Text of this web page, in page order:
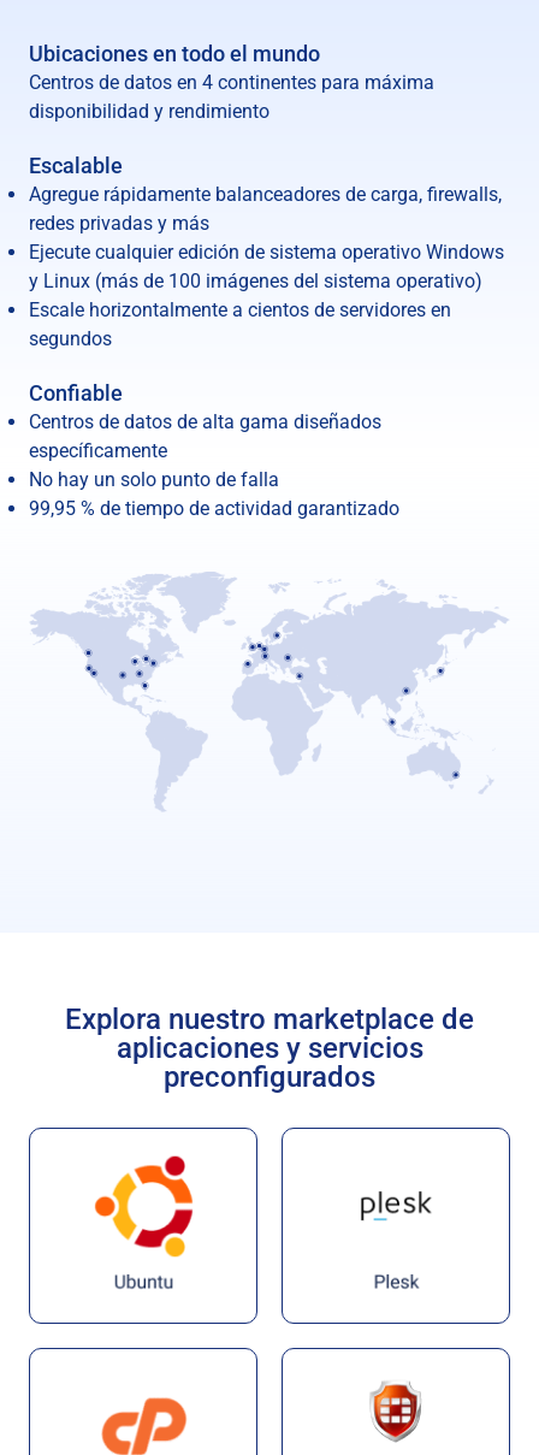
Ubicaciones en todo el mundo
Centros de datos en 4 continentes para máxima
disponibilidad y rendimiento
Escalable
Agregue rápidamente balanceadores de carga, firewalls,
redes privadas y más
Ejecute cualquier edición de sistema operativo Windows
y Linux (más de 100 imágenes del sistema operativo)
Escale horizontalmente a cientos de servidores en
segundos
Confiable
Centros de datos de alta gama diseñados
específicamente
No hay un solo punto de falla
99,95 % de tiempo de actividad garantizado
Explora nuestro marketplace de
aplicaciones y servicios
preconfigurados